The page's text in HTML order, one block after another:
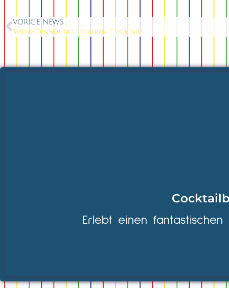
VORIGE NEWS
Show Dinner mit leckeren Cocktails
Erlebt einen fantastischen